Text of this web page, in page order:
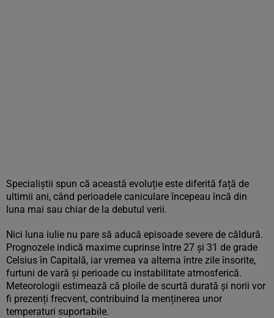
Specialiștii spun că această evoluție este diferită față de
ultimii ani, când perioadele caniculare începeau încă din
luna mai sau chiar de la debutul verii.
Nici luna iulie nu pare să aducă episoade severe de căldură.
Prognozele indică maxime cuprinse între 27 și 31 de grade
Celsius în Capitală, iar vremea va alterna între zile însorite,
furtuni de vară și perioade cu instabilitate atmosferică.
Meteorologii estimează că ploile de scurtă durată și norii vor
fi prezenți frecvent, contribuind la menținerea unor
temperaturi suportabile.